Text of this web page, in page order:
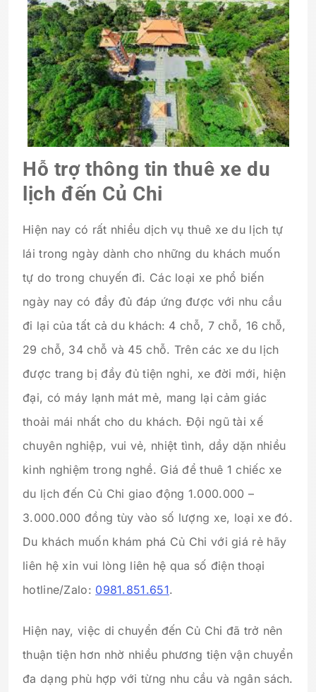
Hỗ trợ thông tin thuê xe du
lịch đến Củ Chi
Hiện nay có rất nhiều dịch vụ thuê xe du lịch tự
lái trong ngày dành cho những du khách muốn
tự do trong chuyến đi. Các loại xe phổ biến
ngày nay có đầy đủ đáp ứng được với nhu cầu
đi lại của tất cả du khách: 4 chỗ, 7 chỗ, 16 chỗ,
29 chỗ, 34 chỗ và 45 chỗ. Trên các xe du lịch
được trang bị đầy đủ tiện nghi, xe đời mới, hiện
đại, có máy lạnh mát mẻ, mang lại cảm giác
thoải mái nhất cho du khách. Đội ngũ tài xế
chuyên nghiệp, vui vẻ, nhiệt tình, dầy dặn nhiều
kinh nghiệm trong nghề. Giá để thuê 1 chiếc xe
du lịch đến Củ Chi giao động 1.000.000 –
3.000.000 đồng tùy vào số lượng xe, loại xe đó.
Du khách muốn khám phá Củ Chi với giá rẻ hãy
liên hệ xin vui lòng liên hệ qua số điện thoại
hotline/Zalo: 0981.851.651.
Hiện nay, việc di chuyển đến Củ Chi đã trở nên
thuận tiện hơn nhờ nhiều phương tiện vận chuyển
đa dạng phù hợp với từng nhu cầu và ngân sách.